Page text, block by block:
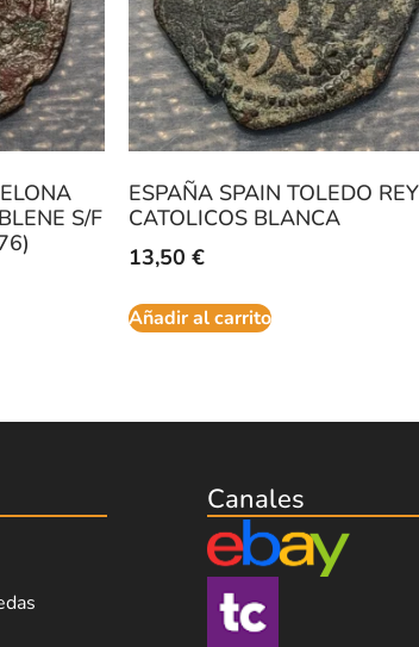
S/F
ESPAÑA SPAIN TOLEDO
CATOLICOS BLANCA
13,50 €
Añadir al carrito
Canales